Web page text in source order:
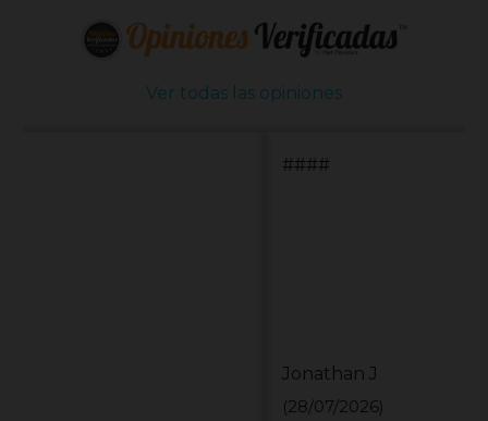
Ver todas las opiniones